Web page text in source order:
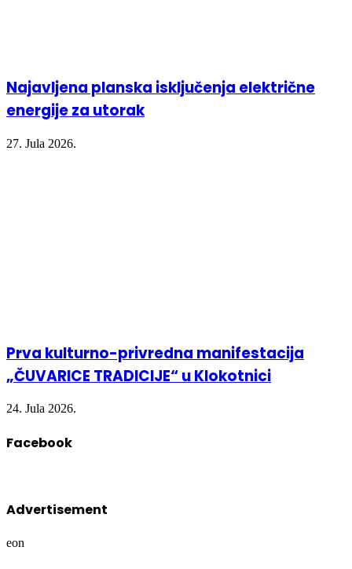
Najavljena planska isključenja električne
energije za utorak
27. Jula 2026.
Prva kulturno-privredna manifestacija
„ČUVARICE TRADICIJE“ u Klokotnici
24. Jula 2026.
Facebook
Advertisement
eon